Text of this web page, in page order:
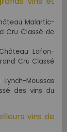
Malartic-
Cru Classé de
Château Lafon-
Cru Classé
Moussas
des vins du
vins de